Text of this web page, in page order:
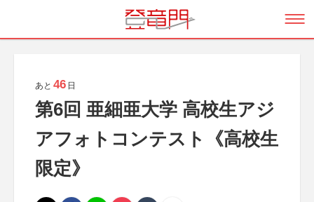
あと 46 日
第6回 亜細亜大学 高校生アジ
アフォトコンテスト《高校生
限定》